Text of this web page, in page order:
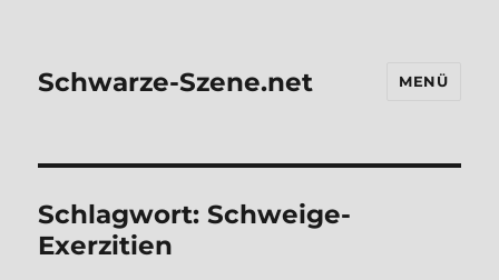
Schwarze-Szene.net MENÜ
Schlagwort:Schweige-
Exerzitien